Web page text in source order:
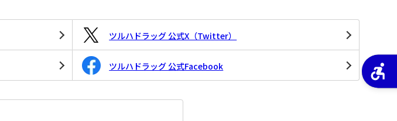
ツルハドラッグ 公式X（Twitter）
ツルハドラッグ 公式Facebook